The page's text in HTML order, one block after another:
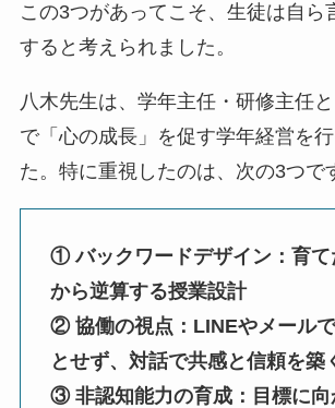
この3つがあってこそ、生徒は自ら
すると考えられました。
八木先生は、学年主任・研修主任
で「心の成長」を促す学年経営を
た。特に重視したのは、次の3つで
① バックワードデザイン：育て
から逆算する授業設計
② 協働の視点：LINEやメール
とせず、対話で共感と信頼を築
③ 非認知能力の育成：目標に向